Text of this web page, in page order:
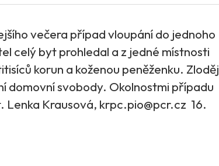
večera případ vloupání do jednoho
celý byt prohledal a z jedné místnosti
korun a koženou peněženku. Zloděj
domovní svobody. Okolnostmi případu
Krausová, krpc.pio@pcr.cz 16.